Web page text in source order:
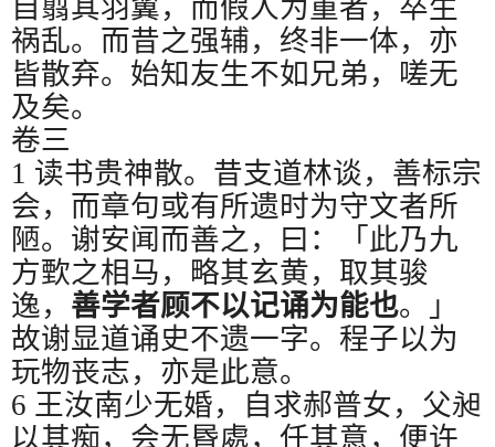
自翦其羽翼，而假人为重者，卒生
祸乱。而昔之强辅，终非一体，亦
皆散弃。始知友生不如兄弟，嗟无
及矣。
卷三
1 读书贵神散。昔支道林谈，善标宗
会，而章句或有所遗时为守文者所
陋。谢安闻而善之，曰：「此乃九
方歅之相马，略其玄黄，取其骏
逸， 善学者顾不以记诵为能也。」
故谢显道诵史不遗一字。程子以为
玩物丧志，亦是此意。
6 王汝南少无婚，自求郝普女，父昶
以其痴，会无昬處，任其意，便许